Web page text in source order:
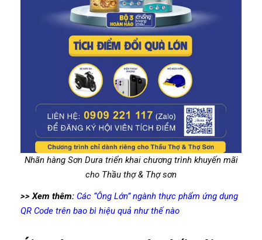
Nhãn hàng Sơn Dura triển khai chương trình khuyến mãi
cho Thầu thợ & Thợ sơn
>> Xem thêm: Các “Ông Lớn” ngành thực phẩm ứng dụng
QR Code trên bao bì hiệu quả như thế nào